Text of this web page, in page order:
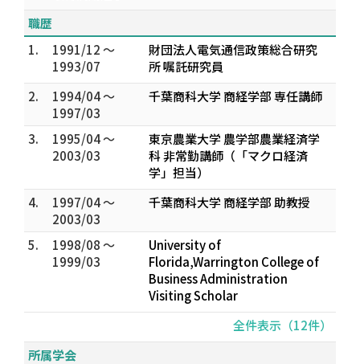
職歴
1.
1991/12 ～
1993/07
財団法人電気通信政策総合研究
所 嘱託研究員
2.
1994/04 ～
1997/03
千葉商科大学 商経学部 専任講師
3.
1995/04 ～
2003/03
東京農業大学 農学部農業経済学
科 非常勤講師（「マクロ経済
学」担当）
4.
1997/04 ～
2003/03
千葉商科大学 商経学部 助教授
5.
1998/08 ～
1999/03
University of
Florida,Warrington College of
Business Administration
Visiting Scholar
全件表示（12件）
所属学会